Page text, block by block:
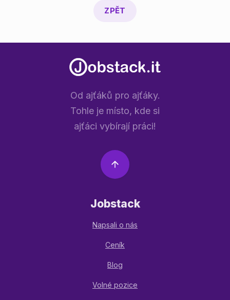
ZPĚT
Od ajťáků pro ajťáky.
Tohle je místo, kde si
ajťáci vybírají práci!
Jobstack
Napsali o nás
Ceník
Blog
Volné pozice